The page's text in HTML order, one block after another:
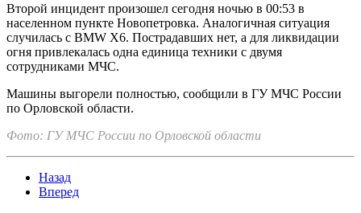
Второй инцидент произошел сегодня ночью в 00:53 в
населенном пункте Новопетровка. Аналогичная ситуация
случилась с BMW X6. Пострадавших нет, а для ликвидации
огня привлекалась одна единица техники с двумя
сотрудниками МЧС.
Машины выгорели полностью, сообщили в ГУ МЧС России
по Орловской области.
Фото: ГУ МЧС России по Орловской области
Назад
Вперед